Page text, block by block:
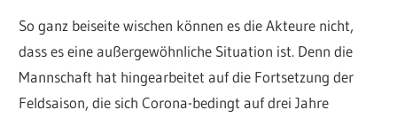
So ganz beiseite wischen können es die Akteure nicht,
dass es eine außergewöhnliche Situation ist. Denn die
Mannschaft hat hingearbeitet auf die Fortsetzung der
Feldsaison, die sich Corona-bedingt auf drei Jahre